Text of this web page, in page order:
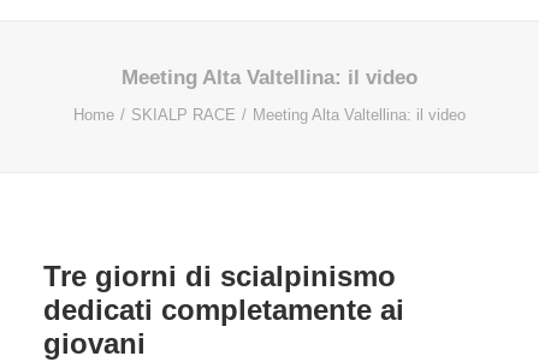
Meeting Alta Valtellina: il video
Home SKIALP RACE Meeting Alta Valtellina: il video
Tre giorni di scialpinismo
dedicati completamente ai
giovani